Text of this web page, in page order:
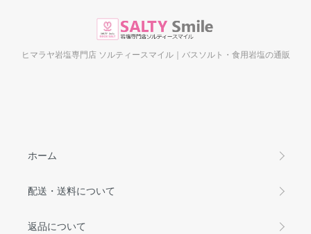
ヒマラヤ岩塩専門店 ソルティースマイル｜バスソルト・食用岩塩の通販
ホーム
配送・送料について
返品について